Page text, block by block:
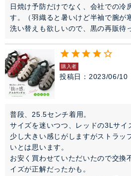
日焼け予防だけでなく、会社での冷
す。（羽織ると暑いけど半袖で腕が
洗い替えも欲しいので、黒の再販待
購入者
投稿日 2023/06/10
普段、25.5センチ着用。
サイズを迷いつつ、レッドの3Lサイ
少し大きい感じがしますがストラッ
いとは思います。
お安く買わせていただいたので交換
イズが正解だったかも。